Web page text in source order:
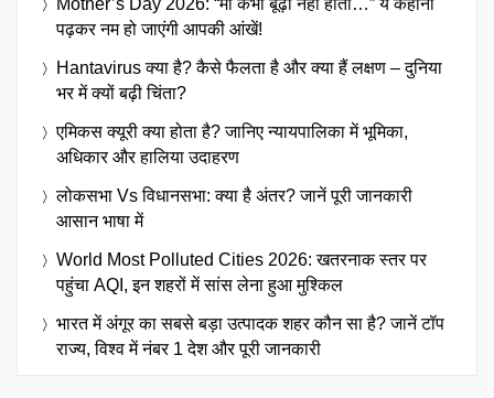
पढ़कर नम हो जाएंगी आपकी आंखें!
Hantavirus क्या है? कैसे फैलता है और क्या हैं लक्षण – दुनिया
भर में क्यों बढ़ी चिंता?
एमिकस क्यूरी क्या होता है? जानिए न्यायपालिका में भूमिका,
अधिकार और हालिया उदाहरण
लोकसभा Vs विधानसभा: क्या है अंतर? जानें पूरी जानकारी
आसान भाषा में
World Most Polluted Cities 2026: खतरनाक स्तर पर
पहुंचा AQI, इन शहरों में सांस लेना हुआ मुश्किल
भारत में अंगूर का सबसे बड़ा उत्पादक शहर कौन सा है? जानें टॉप
राज्य, विश्व में नंबर 1 देश और पूरी जानकारी